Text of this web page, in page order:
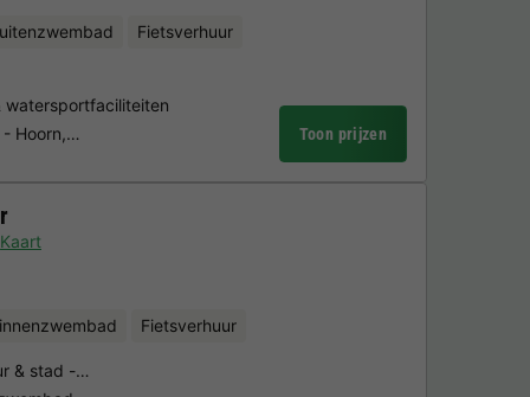
Fietsverhuur
watersportfaciliteiten
- Hoorn,…
Toon prijzen
Kaart
Fietsverhuur
& stad -…